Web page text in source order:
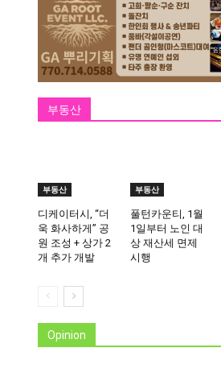
부동산
부동산
디케이터시, “더
욱 화사하게” 공
원 조성 + 상가 2
개 추가 개발
부동산
풀턴카운티, 1월
1일부터 노인 대
상 재산세 면제
시행
Opinion